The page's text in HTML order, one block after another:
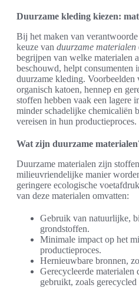
Duurzame kleding kiezen:
Bij het maken van
keuze van duurzame materialen
begrijpen van welke materialen
beschouwd, helpt consumenten
duurzame kleding. Voorbeelden
organisch katoen, hennep en
stoffen hebben vaak een lagere
minder schadelijke chemicaliën
vereisen in hun productieproces.
Wat zijn duurzame
Duurzame materialen zijn
milieuvriendelijke manier
geringere ecologische
van deze materialen omvatten:
Gebruik van natuurlijke,
grondstoffen.
Minimale impact op het
productieproces.
Hernieuwbare bronnen,
Gerecycleerde
gebruikt, zoals gerecycled